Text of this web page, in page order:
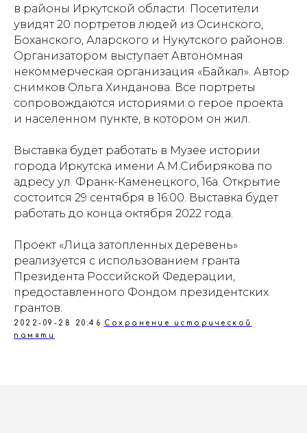
в районы Иркутской области. Посетители
увидят 20 портретов людей из Осинского,
Боханского, Аларского и Нукутского районов.
Организатором выступает Автономная
некоммерческая организация «Байкал». Автор
снимков Ольга Хинданова. Все портреты
сопровождаются историями о герое проекта
и населенном пункте, в котором он жил.
Выставка будет работать в Музее истории
города Иркутска имени А.М.Сибирякова по
адресу ул. Франк-Каменецкого, 16а. Открытие
состоится 29 сентября в 16:00. Выставка будет
работать до конца октября 2022 года.
Проект «Лица затопленных деревень»
реализуется с использованием гранта
Президента Российской Федерации,
предоставленного Фондом президентских
грантов.
2022-09-28 20:46
Сохранение исторической
памяти